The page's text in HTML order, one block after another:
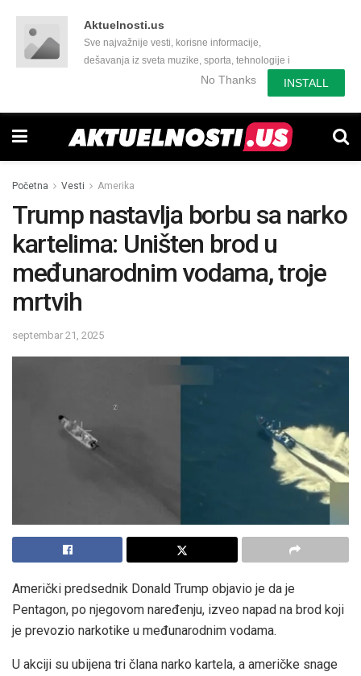
Aktuelnosti.us
Sve najvažnije vesti, korisne informacije,
dešavanja iz sveta muzike, sporta, tehnologije i
još mnogo toga zanimljivog.No Thanks INSTALL
Početna Vesti Amerika
Trump nastavlja borbu sa narko
kartelima: Uništen brod u
međunarodnim vodama, troje
mrtvih
septembar 21, 2025
Američki predsednik Donald Trump objavio je da je
Pentagon, po njegovom naređenju, izveo napad na brod koji
je prevozio narkotike u međunarodnim vodama.
U akciji su ubijena tri člana narko kartela, a američke snage